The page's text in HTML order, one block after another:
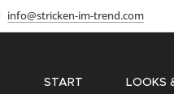
info@stricken-im-trend.com
START ✨ LOOKS